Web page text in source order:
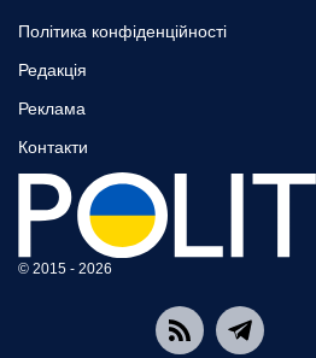
Політика конфіденційності
Редакція
Реклама
Контакти
© 2015 - 2026